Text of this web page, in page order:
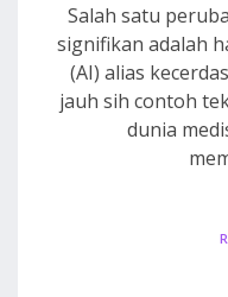
Salah satu
signifikan adalah
(AI) alias
jauh sih contoh
dunia